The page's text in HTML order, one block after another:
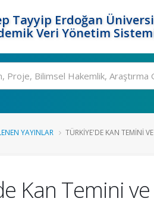
Tayyip Erdoğan
Veri Yönetim
YAYINLAR TÜRKIYE'DE KAN TEMINI
Kan Temini ve